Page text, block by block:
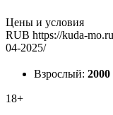
Цены и условия
RUB https://kuda-
04-2025/
Взрослый: 2000
18+